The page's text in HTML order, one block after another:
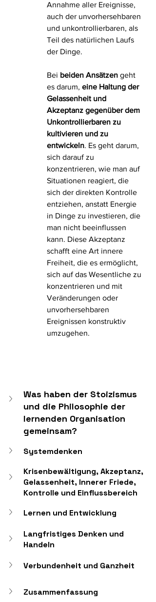
Annahme aller Ereignisse,
auch der unvorhersehbaren
und unkontrollierbaren, als
Teil des natürlichen Laufs
der Dinge.
Bei beiden Ansätzen geht
es darum, eine Haltung der
Gelassenheit und
Akzeptanz gegenüber dem
Unkontrollierbaren zu
kultivieren und zu
entwickeln. Es geht darum,
sich darauf zu
konzentrieren, wie man auf
Situationen reagiert, die
sich der direkten Kontrolle
entziehen, anstatt Energie
in Dinge zu investieren, die
man nicht beeinflussen
kann. Diese Akzeptanz
schafft eine Art innere
Freiheit, die es ermöglicht,
sich auf das Wesentliche zu
konzentrieren und mit
Veränderungen oder
unvorhersehbaren
Ereignissen konstruktiv
umzugehen.
Was haben der Stoizismus
und die Philosophie der
lernenden Organisation
gemeinsam?
Systemdenken
Krisenbewältigung, Akzeptanz,
Gelassenheit, Innerer Friede,
Kontrolle und Einflussbereich
Lernen und Entwicklung
Langfristiges Denken und
Handeln
Verbundenheit und Ganzheit
Zusammenfassung